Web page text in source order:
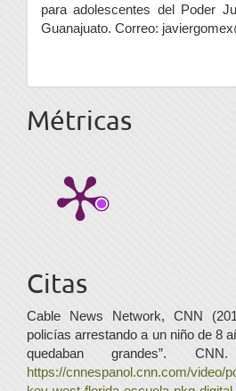
para adolescentes del Poder
Guanajuato. Correo:
Métricas
Citas
Cable News Network, CNN
policías arrestando a un niño de 8
quedaban grandes”.
https://cnnespanol.cnn.com/video/